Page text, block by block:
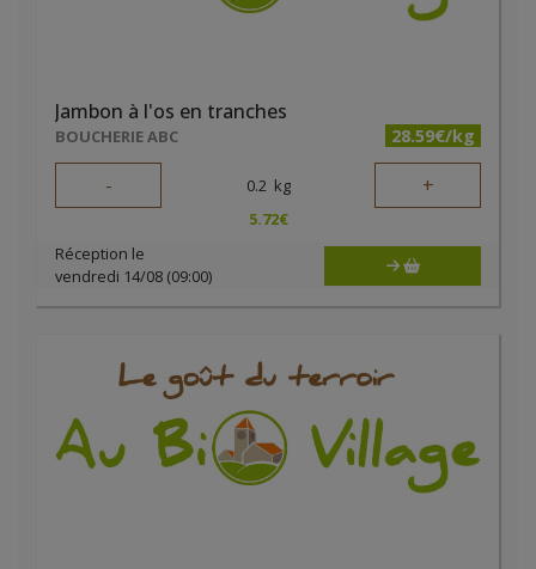
Jambon à l'os en tranches
BOUCHERIE ABC 28.59€/kg
- 0.2 kg +
5.72€
Réception le
vendredi 14/08 (09:00)